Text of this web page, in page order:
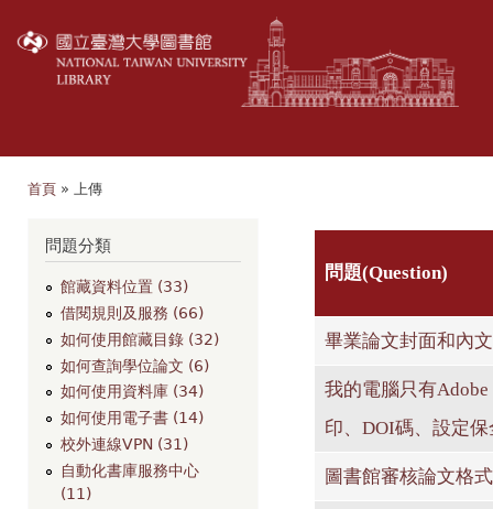
首頁 » 上傳
問題分類
館藏資料位置 (33)
借閱規則及服務 (66)
如何使用館藏目錄 (32)
如何查詢學位論文 (6)
如何使用資料庫 (34)
如何使用電子書 (14)
校外連線VPN (31)
自動化書庫服務中心
(11)
問題(Question)
畢業論文封面和內
我的電腦只有
印、DOI碼、設定保
圖書館審核論文格